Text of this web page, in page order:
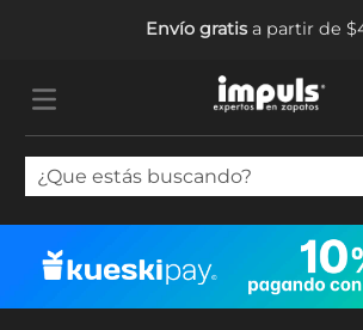
Envío gratisa partir de
¿Que estás buscando?
1.
tenis mujer